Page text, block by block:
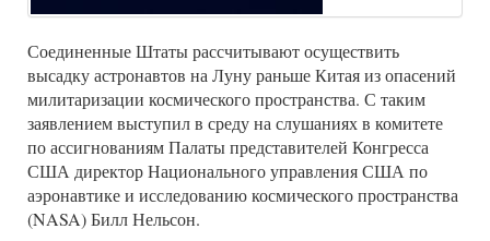
Соединенные Штаты рассчитывают осуществить
высадку астронавтов на Луну раньше Китая из опасений
милитаризации космического пространства. С таким
заявлением выступил в среду на слушаниях в комитете
по ассигнованиям Палаты представителей Конгресса
США директор Национального управления США по
аэронавтике и исследованию космического пространства
(NASA) Билл Нельсон.